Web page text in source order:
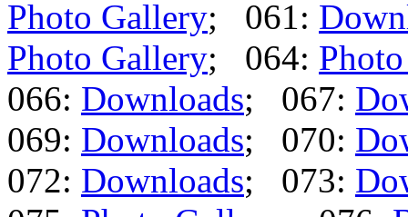
Photo Gallery; 061:
Photo Gallery; 064:
066: Downloads; 067:
069: Downloads; 070:
072: Downloads; 073: